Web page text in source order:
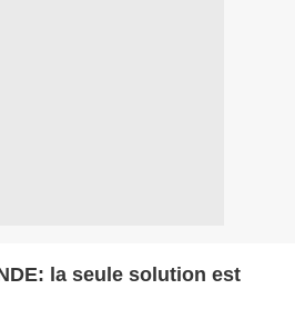
la seule solution est